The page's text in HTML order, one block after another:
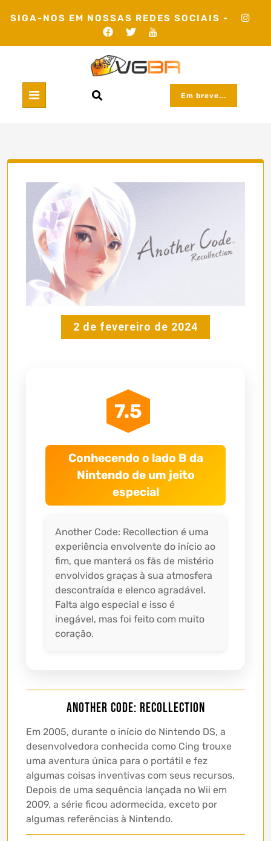
SIGA-NOS EM NOSSAS REDES SOCIAIS -
Em breve...
2 de fevereiro de 2024
7.5
Conhecendo o lado B da
Nintendo de um jeito
especial
Another Code: Recollection é uma
experiência envolvente do início ao
fim, que manterá os fãs de mistério
envolvidos graças à sua atmosfera
descontraída e elenco agradável.
Falta algo especial e isso é
inegável, mas foi feito com muito
coração.
Another Code: Recollection
Em 2005, durante o início do Nintendo DS, a
desenvolvedora conhecida como Cing trouxe
uma aventura única para o portátil e fez
algumas coisas inventivas com seus recursos.
Depois de uma sequência lançada no Wii em
2009, a série ficou adormecida, exceto por
algumas referências à Nintendo.